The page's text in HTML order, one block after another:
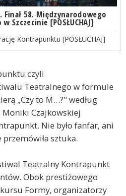
Finał 58. Międzynarodowego
Szczecinie [POSŁUCHAJ]
Kontrapunktu [POSŁUCHAJ]
czyli
Teatralnego w formule
„Czy to M…?" według
Czajkowskiej
Nie było fanfar, ani
sztuka.
Teatralny Kontrapunkt
Obok prestiżowego
Formy, organizatorzy